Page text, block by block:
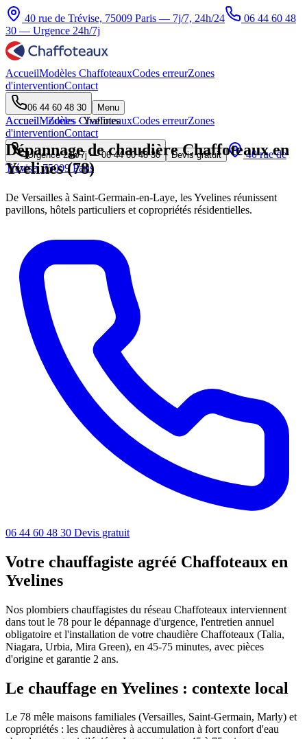
40 rue de Trévise, 75009 Paris — 7j/7, 24h/24
06 44 60 48
30 — Urgence 24h/7j
AccueilModèles ChaffoteauxCodes erreurZones
d'interventionContact
06 44 60 48 30 Menu
AccueilModèles ChaffoteauxCodes erreurZones
d'interventionContact
Urgence 24h/7j —06 44 60 48 30 Devis gratuit
40 rue de
Trévise, 75009 Paris
Accueil·Zones·Yvelines
Dépannage de chaudière Chaffoteaux en
Yvelines (78)
De Versailles à Saint-Germain-en-Laye, les Yvelines réunissent
pavillons, hôtels particuliers et copropriétés résidentielles.
06 44 60 48 30 Devis gratuit
Votre chauffagiste agréé Chaffoteaux en
Yvelines
Nos plombiers chauffagistes du réseau Chaffoteaux interviennent
dans tout le 78 pour le dépannage d'urgence, l'entretien annuel
obligatoire et l'installation de votre chaudière Chaffoteaux (Talia,
Niagara, Urbia, Mira Green), en 45-75 minutes, avec pièces
d'origine et garantie 2 ans.
Le chauffage en Yvelines : contexte local
Le 78 mêle maisons familiales (Versailles, Saint-Germain, Marly) et
copropriétés : les chaudières à accumulation à fort confort d'eau